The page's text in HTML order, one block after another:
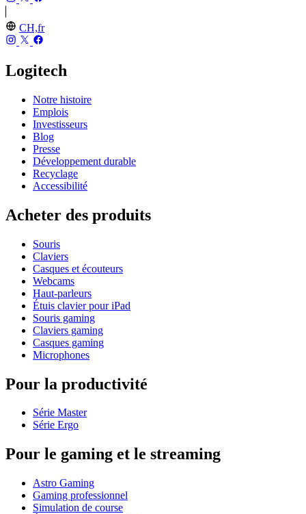
CH,fr
Logitech
Notre histoire
Emplois
Investisseurs
Blog
Presse
Développement durable
Recyclage
Accessibilité
Acheter des produits
Souris
Claviers
Casques et écouteurs
Webcams
Haut-parleurs
Étuis clavier pour iPad
Souris gaming
Claviers gaming
Casques gaming
Microphones
Pour la productivité
Série Master
Série Ergo
Pour le gaming et le streaming
Astro Gaming
Gaming professionnel
Simulation de course